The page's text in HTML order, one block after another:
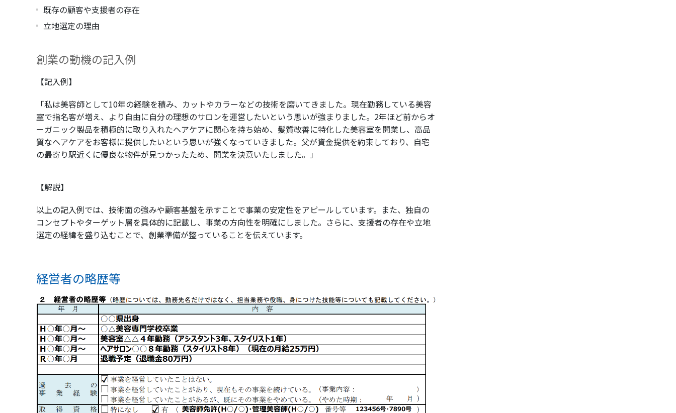
既存の顧客や支援者の存在
立地選定の理由
創業の動機の記入例
【記入例】
「私は美容師として10年の経験を積み、カットやカラーなどの技術を磨いてきました。現在勤務している美容
室で指名客が増え、より自由に自分の理想のサロンを運営したいという思いが強まりました。2年ほど前からオ
ーガニック製品を積極的に取り入れたヘアケアに関心を持ち始め、髪質改善に特化した美容室を開業し、高品
質なヘアケアをお客様に提供したいという思いが強くなっていきました。父が資金提供を約束しており、自宅
の最寄り駅近くに優良な物件が見つかったため、開業を決意いたしました。」
【解説】
以上の記入例では、技術面の強みや顧客基盤を示すことで事業の安定性をアピールしています。また、独自の
コンセプトやターゲット層を具体的に記載し、事業の方向性を明確にしました。さらに、支援者の存在や立地
選定の経緯を盛り込むことで、創業準備が整っていることを伝えています。
経営者の略歴等